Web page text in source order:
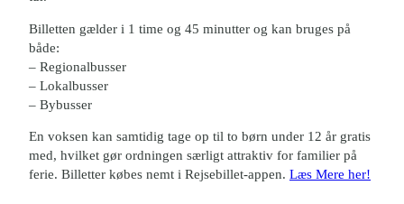
Billetten gælder i 1 time og 45 minutter og kan bruges på
både:
– Regionalbusser
– Lokalbusser
– Bybusser
En voksen kan samtidig tage op til to børn under 12 år gratis
med, hvilket gør ordningen særligt attraktiv for familier på
ferie. Billetter købes nemt i Rejsebillet-appen. Læs Mere her!